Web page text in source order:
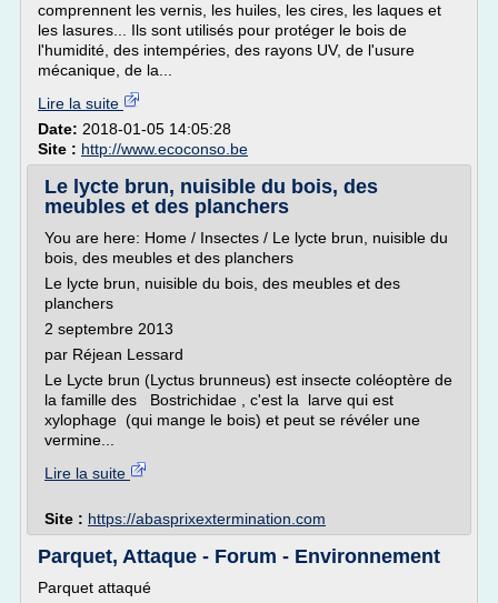
comprennent les vernis, les huiles, les cires, les laques et
les lasures... Ils sont utilisés pour protéger le bois de
l'humidité, des intempéries, des rayons UV, de l'usure
mécanique, de la...
Lire la suite
Date: 2018-01-05 14:05:28
Site : http://www.ecoconso.be
Le lycte brun, nuisible du bois, des
meubles et des planchers
You are here: Home / Insectes / Le lycte brun, nuisible du
bois, des meubles et des planchers
Le lycte brun, nuisible du bois, des meubles et des
planchers
2 septembre 2013
par Réjean Lessard
Le Lycte brun (Lyctus brunneus) est insecte coléoptère de
la famille des Bostrichidae , c'est la larve qui est
xylophage (qui mange le bois) et peut se révéler une
vermine...
Lire la suite
Site : https://abasprixextermination.com
Parquet, Attaque - Forum - Environnement
Parquet attaqué